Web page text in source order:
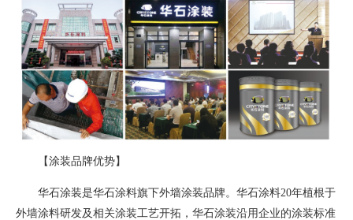
【涂装品牌优势】
华石涂装是华石涂料旗下外墙涂装品牌。华石涂料20年植根于
外墙涂料研发及相关涂装工艺开拓，华石涂装沿用企业的涂装标准